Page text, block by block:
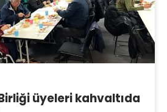
üyeleri kahvaltıda